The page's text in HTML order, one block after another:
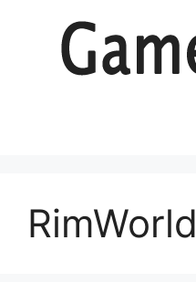
RimWorld